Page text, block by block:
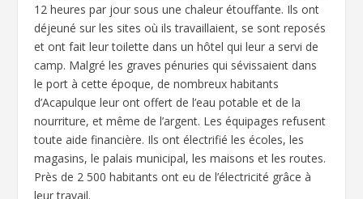
12 heures par jour sous une chaleur étouffante. Ils ont
déjeuné sur les sites où ils travaillaient, se sont reposés
et ont fait leur toilette dans un hôtel qui leur a servi de
camp. Malgré les graves pénuries qui sévissaient dans
le port à cette époque, de nombreux habitants
d’Acapulque leur ont offert de l’eau potable et de la
nourriture, et même de l’argent. Les équipages refusent
toute aide financière. Ils ont électrifié les écoles, les
magasins, le palais municipal, les maisons et les routes.
Près de 2 500 habitants ont eu de l’électricité grâce à
leur travail.